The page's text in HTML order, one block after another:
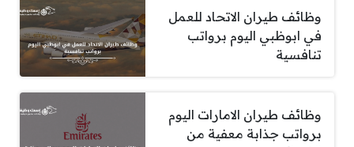
وظائف طيران الاتحاد للعمل
في ابوظبي اليوم برواتب
تنافسية
وظائف طيران الامارات اليوم
برواتب جذابة معفية من